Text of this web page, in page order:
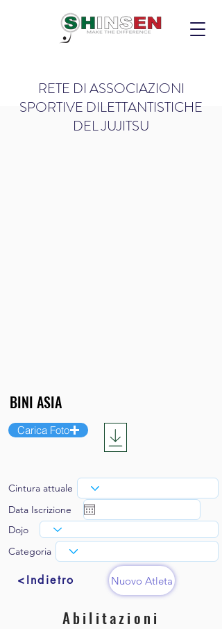
RETE DI ASSOCIAZIONI
SPORTIVE DILETTANTISTICHE
DEL JUJITSU
Carica Foto
Cintura attuale
Data Iscrizione
Dojo
Categoria
<Indietro Nuovo Atleta
Abilitazioni